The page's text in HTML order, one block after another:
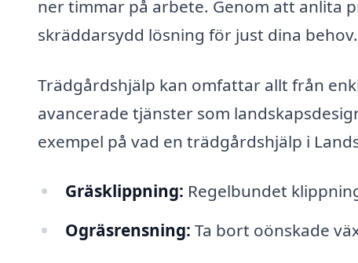
ner timmar på arbete. Genom att anlita
skräddarsydd lösning för just dina behov.
Trädgårdshjälp kan omfattar allt från
avancerade tjänster som
exempel på vad en trädgårdshjälp i
Gräsklippning: Regelbundet
Ogräsrensning: Ta bort oönskade